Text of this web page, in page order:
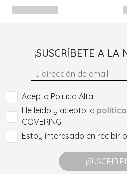
¡SUSCRÍBETE A LA
Acepto Politica Alta
He leído y acepto la
COVERING.
Estoy interesado en recibir